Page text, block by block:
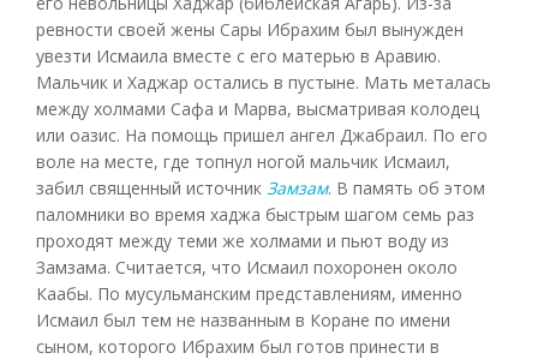
ревности своей жены Сары Ибрахим был вынужден
увезти Исмаила вместе с его матерью в Аравию.
Мальчик и Хаджар остались в пустыне. Мать металась
между холмами Сафа и Марва, высматривая колодец
или оазис. На помощь пришел ангел Джабраил. По его
воле на месте, где топнул ногой мальчик Исмаил,
забил священный источник Замзам. В память об этом
паломники во время хаджа быстрым шагом семь раз
проходят между теми же холмами и пьют воду из
Замзама. Считается, что Исмаил похоронен около
Каабы. По мусульманским представлениям, именно
Исмаил был тем не названным в Коране по имени
сыном, которого Ибрахим был готов принести в